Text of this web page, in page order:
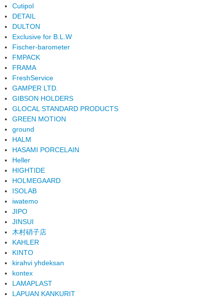
Cutipol
DETAIL
DULTON
Exclusive for B.L.W
Fischer-barometer
FMPACK
FRAMA
FreshService
GAMPER LTD.
GIBSON HOLDERS
GLOCAL STANDARD PRODUCTS
GREEN MOTION
ground
HALM
HASAMI PORCELAIN
Heller
HIGHTIDE
HOLMEGAARD
ISOLAB
iwatemo
JIPO
JINSUI
木村硝子店
KAHLER
KINTO
kirahvi yhdeksan
kontex
LAMAPLAST
LAPUAN KANKURIT